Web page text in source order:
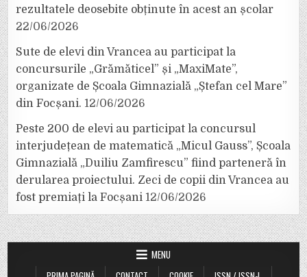
rezultatele deosebite obținute în acest an școlar
22/06/2026
Sute de elevi din Vrancea au participat la
concursurile „Grămăticel” și „MaxiMate”,
organizate de Școala Gimnazială „Ștefan cel Mare”
din Focșani. 12/06/2026
Peste 200 de elevi au participat la concursul
interjudețean de matematică „Micul Gauss”, Școala
Gimnazială „Duiliu Zamfirescu” fiind parteneră în
derularea proiectului. Zeci de copii din Vrancea au
fost premiați la Focșani 12/06/2026
MENU